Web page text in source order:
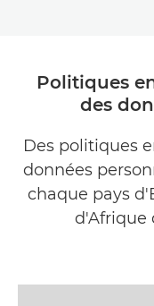
Politiques
des
Des politiques
données
chaque pays
d'Afrique